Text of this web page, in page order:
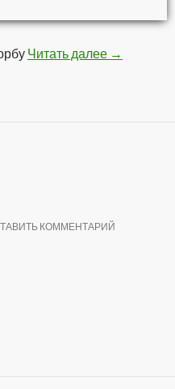
Читать далее Пешком
→
КОММЕНТАРИЙ